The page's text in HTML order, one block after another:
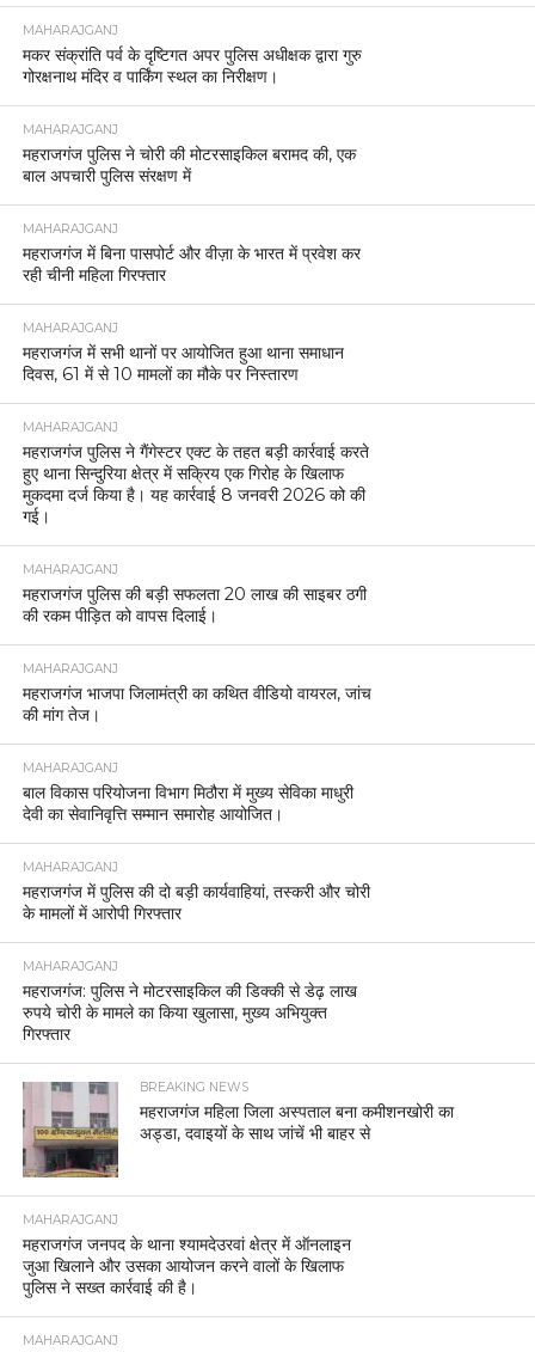
MAHARAJGANJ
मकर संक्रांति पर्व के दृष्टिगत अपर पुलिस अधीक्षक द्वारा गुरु
गोरक्षनाथ मंदिर व पार्किंग स्थल का निरीक्षण।
MAHARAJGANJ
महराजगंज पुलिस ने चोरी की मोटरसाइकिल बरामद की, एक
बाल अपचारी पुलिस संरक्षण में
MAHARAJGANJ
महराजगंज में बिना पासपोर्ट और वीज़ा के भारत में प्रवेश कर
रही चीनी महिला गिरफ्तार
MAHARAJGANJ
महराजगंज में सभी थानों पर आयोजित हुआ थाना समाधान
दिवस, 61 में से 10 मामलों का मौके पर निस्तारण
MAHARAJGANJ
महराजगंज पुलिस ने गैंगेस्टर एक्ट के तहत बड़ी कार्रवाई करते
हुए थाना सिन्दुरिया क्षेत्र में सक्रिय एक गिरोह के खिलाफ
मुकदमा दर्ज किया है। यह कार्रवाई 8 जनवरी 2026 को की
गई।
MAHARAJGANJ
महराजगंज पुलिस की बड़ी सफलता 20 लाख की साइबर ठगी
की रकम पीड़ित को वापस दिलाई।
MAHARAJGANJ
महराजगंज भाजपा जिलामंत्री का कथित वीडियो वायरल, जांच
की मांग तेज।
MAHARAJGANJ
बाल विकास परियोजना विभाग मिठौरा में मुख्य सेविका माधुरी
देवी का सेवानिवृत्ति सम्मान समारोह आयोजित।
MAHARAJGANJ
महराजगंज में पुलिस की दो बड़ी कार्यवाहियां, तस्करी और चोरी
के मामलों में आरोपी गिरफ्तार
MAHARAJGANJ
महराजगंज: पुलिस ने मोटरसाइकिल की डिक्की से डेढ़ लाख
रुपये चोरी के मामले का किया खुलासा, मुख्य अभियुक्त
गिरफ्तार
BREAKING NEWS
महराजगंज महिला जिला अस्पताल बना कमीशनखोरी का
अड्डा, दवाइयों के साथ जांचें भी बाहर से
MAHARAJGANJ
महराजगंज जनपद के थाना श्यामदेउरवां क्षेत्र में ऑनलाइन
जुआ खिलाने और उसका आयोजन करने वालों के खिलाफ
पुलिस ने सख्त कार्रवाई की है।
MAHARAJGANJ